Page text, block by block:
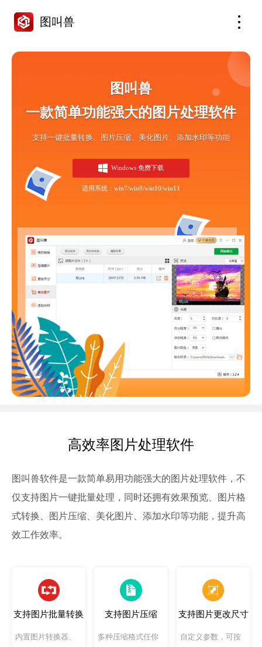
图叫兽
图叫兽
一款简单功能强大的图片处理软件
支持一键批量转换、图片压缩、美化图片、添加水印等功能
Windows 免费下载
适用系统：win7/win8/win10/win11
高效率图片处理软件
图叫兽软件是一款简单易用功能强大的图片处理软件，不
仅支持图片一键批量处理，同时还拥有效果预览、图片格
式转换、图片压缩、美化图片、添加水印等功能，提升高
效工作效率。
支持图片批量转换
内置图片转换器、
支持图片压缩
多种压缩格式任你
支持图片更改尺寸
自定义参数，可按